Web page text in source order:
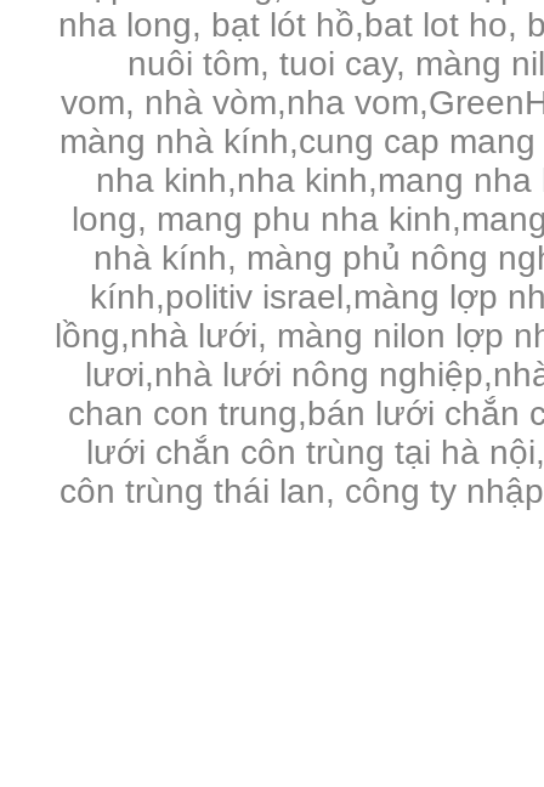
nha long, bạt lót hồ,bat lot ho,
nuôi tôm, tuoi cay, màng
vom, nhà vòm,nha
màng nhà kính,cung cap
nha kinh,nha kinh,mang
long, mang phu nha
nhà kính, màng phủ nông
kính,politiv israel,màng lợp
lồng,nhà lưới, màng nilon lợp
lươi,nhà lưới nông
chan con trung,bán lưới chắn
lưới chắn côn trùng tại hà
côn trùng thái lan, công ty